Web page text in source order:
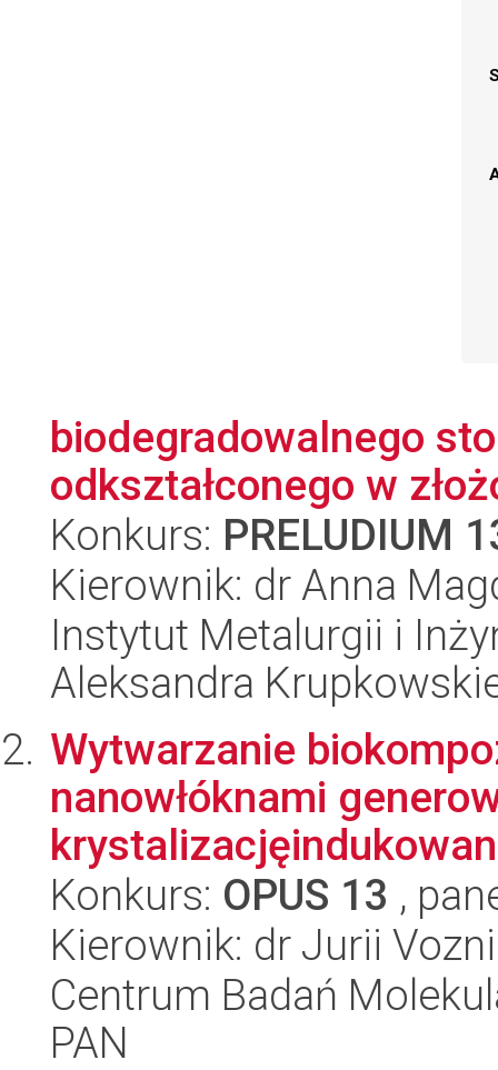
biodegradowalnego
odkształconego w
Konkurs: PRELUDIUM
Kierownik: dr Anna
Instytut Metalurgii i
Aleksandra
Wytwarzanie
nanowłóknami
Konkurs: OPUS 13 ,
Kierownik: dr Jurii
Centrum Badań
PAN